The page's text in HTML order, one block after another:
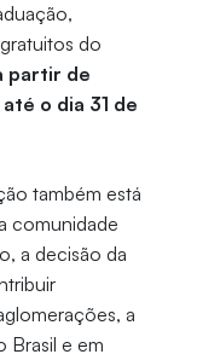
do
partir de
o dia 31 de
também está
comunidade
a decisão da
a
Brasil e em